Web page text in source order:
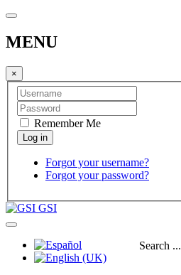
MENU
×
Remember Me
Forgot your username?
Forgot your password?
GSI
Search ...